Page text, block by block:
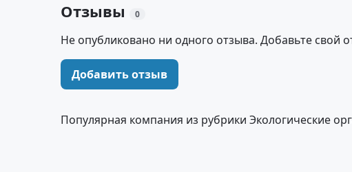
Отзывы 0
Не опубликовано ни одного отзыва. Добавьте свой
Добавить отзыв
Популярная компания из рубрики Экологические